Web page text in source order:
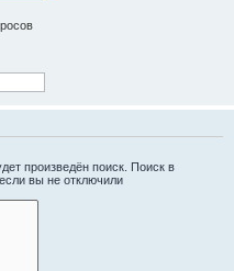
произведён поиск. Поиск в
вы не отключили